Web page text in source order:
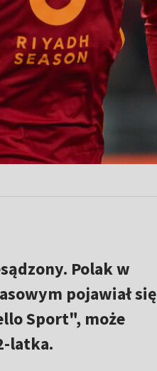
Polak w
pojawiał się
Sport", może
latka.